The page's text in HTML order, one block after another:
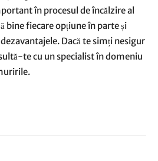
în procesul de încălzire al
bine fiecare opțiune în parte și
Dacă te simți nesigur
te cu un specialist în domeniu